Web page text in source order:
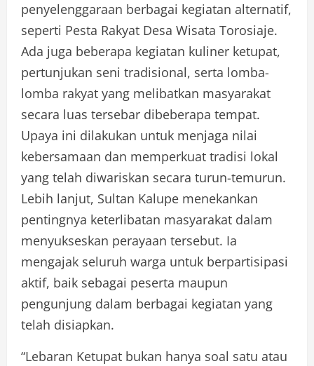
penyelenggaraan berbagai kegiatan alternatif,
seperti Pesta Rakyat Desa Wisata Torosiaje.
Ada juga beberapa kegiatan kuliner ketupat,
pertunjukan seni tradisional, serta lomba-
lomba rakyat yang melibatkan masyarakat
secara luas tersebar dibeberapa tempat.
Upaya ini dilakukan untuk menjaga nilai
kebersamaan dan memperkuat tradisi lokal
yang telah diwariskan secara turun-temurun.
Lebih lanjut, Sultan Kalupe menekankan
pentingnya keterlibatan masyarakat dalam
menyukseskan perayaan tersebut. Ia
mengajak seluruh warga untuk berpartisipasi
aktif, baik sebagai peserta maupun
pengunjung dalam berbagai kegiatan yang
telah disiapkan.
“Lebaran Ketupat bukan hanya soal satu atau